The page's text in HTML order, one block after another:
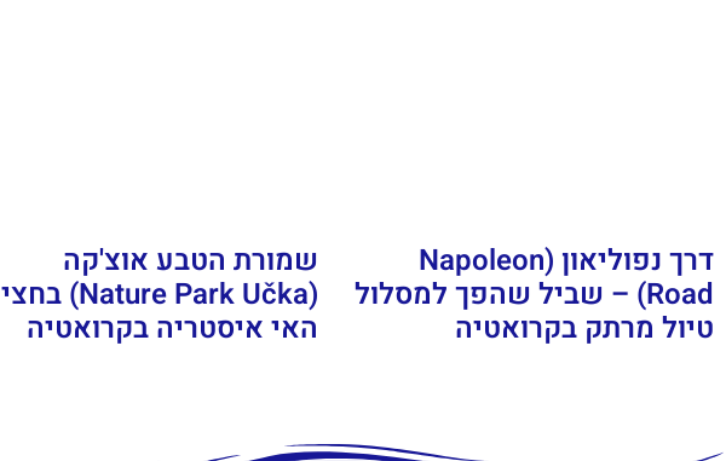
דרך נפוליאון (Napoleon
Road) – שביל שהפך למסלול
טיול מרתק בקרואטיה
שמורת הטבע אוצ'קה
(Nature Park Učka) בחצי
האי איסטריה בקרואטיה